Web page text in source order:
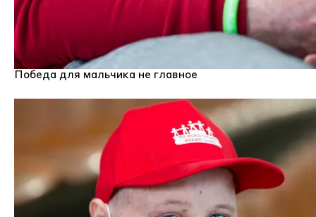
Победа для мальчика не главное